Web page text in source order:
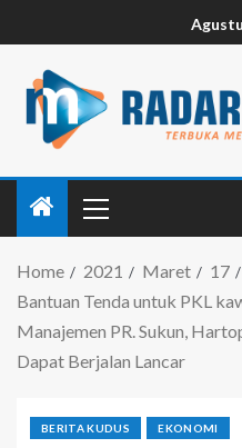
Home 2021 Maret
17
Bantuan Tenda untuk PKL
Manajemen PR. Sukun,
Dapat Berjalan Lancar
BERITA KUDUS EKONOMI